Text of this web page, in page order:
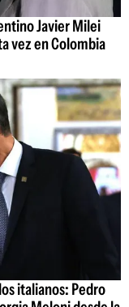
Javier Milei
vez en Colombia
italianos: Pedro